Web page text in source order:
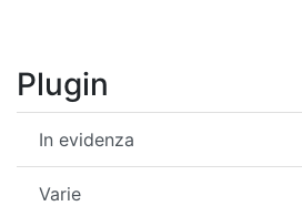
Plugin
In evidenza
Varie